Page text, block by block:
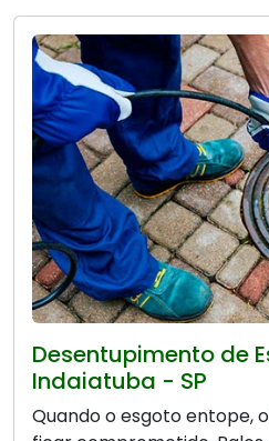
Desentupimento de
Indaiatuba - SP
Quando o esgoto entope,